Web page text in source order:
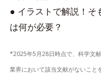
● イラストで解説！そ
は何が必要？
*2025年5月28日時点で、科学文
業界において該当文献がないこと